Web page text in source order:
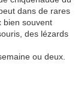
dans de rares
bien souvent
des lézards
ou deux.